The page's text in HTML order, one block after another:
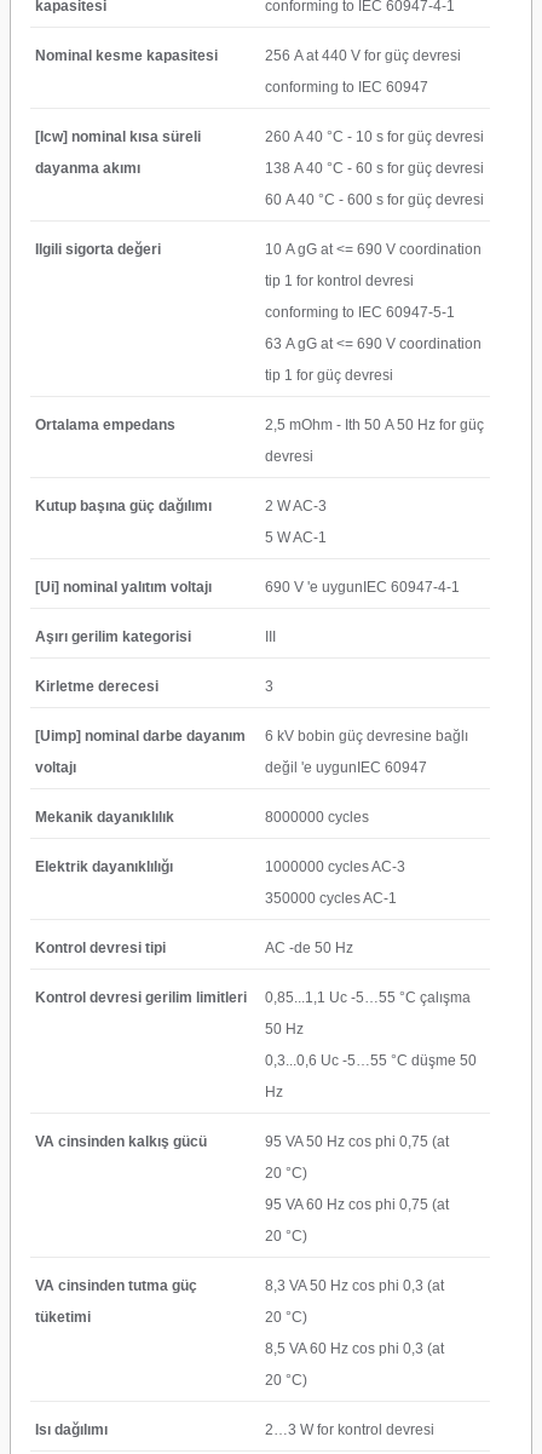
kapasitesi conforming to IEC 60947-4-1
Nominal kesme kapasitesi
256 A at 440 V for güç devresi
conforming to IEC 60947
[Icw] nominal kısa süreli
dayanma akımı
260 A 40 °C - 10 s for güç devresi
138 A 40 °C - 60 s for güç devresi
60 A 40 °C - 600 s for güç devresi
Ilgili sigorta değeri
10 A gG at <= 690 V coordination
tip 1 for kontrol devresi
conforming to IEC 60947-5-1
63 A gG at <= 690 V coordination
tip 1 for güç devresi
Ortalama empedans
2,5 mOhm - Ith 50 A 50 Hz for güç
devresi
Kutup başına güç dağılımı
2 W AC-3
5 W AC-1
[Ui] nominal yalıtım voltajı 690 V 'e uygunIEC 60947-4-1
Aşırı gerilim kategorisi
Kirletme derecesi 3
[Uimp] nominal darbe dayanım
voltajı
6 kV bobin güç devresine bağlı
değil 'e uygunIEC 60947
Mekanik dayanıklılık 8000000 cycles
Elektrik dayanıklılığı
1000000 cycles AC-3
350000 cycles AC-1
Kontrol devresi tipi AC -de 50 Hz
Kontrol devresi gerilim limitleri
0,85...1,1 Uc -5…55 °C çalışma
50 Hz
0,3...0,6 Uc -5…55 °C düşme 50
Hz
VA cinsinden kalkış gücü
95 VA 50 Hz cos phi 0,75 (at
20 °C)
95 VA 60 Hz cos phi 0,75 (at
20 °C)
VA cinsinden tutma güç
tüketimi
8,3 VA 50 Hz cos phi 0,3 (at
20 °C)
8,5 VA 60 Hz cos phi 0,3 (at
20 °C)
Isı dağılımı 2…3 W for kontrol devresi